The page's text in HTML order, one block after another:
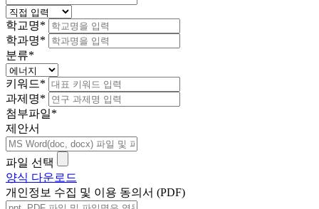
학교명*
학과명*
분류*
키워드*
과제명*
첨부파일*
제안서
파일 선택
양식 다운로드
개인정보 수집 및 이용 동의서 (PDF)